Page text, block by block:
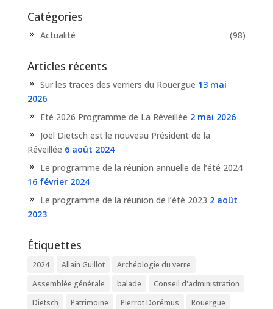
Catégories
Actualité (98)
Articles récents
Sur les traces des verriers du Rouergue 13 mai
2026
Eté 2026 Programme de La Réveillée 2 mai 2026
Joël Dietsch est le nouveau Président de la
Réveillée 6 août 2024
Le programme de la réunion annuelle de l’été 2024
16 février 2024
Le programme de la réunion de l’été 2023 2 août
2023
Étiquettes
2024 Allain Guillot
Archéologie du verre
Assemblée générale
balade
Conseil d'administration
Dietsch
Patrimoine Pierrot Dorémus
Rouergue